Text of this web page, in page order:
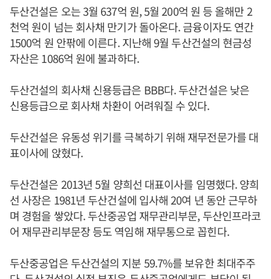
두산건설은 오는 3월 637억 원, 5월 200억 원 등 올해만 2
천억 원이 넘는 회사채 만기가 돌아온다. 금융이자도 연간
1500억 원 안팎에 이른다. 지난해 9월 두산건설의 현금성
자산은 1086억 원에 불과하다.
두산건설의 회사채 신용등급은 BBB다. 두산건설은 낮은
신용등급으로 회사채 차환이 어려워질 수 있다.
두산건설은 유동성 위기를 극복하기 위해 재무전문가를 대
표이사에 앉혔다.
두산건설은 2013년 5월 양희선 대표이사를 임명했다. 양희
선 사장은 1981년 두산건설에 입사해 20여 년 동안 근무하
며 경험을 쌓았다. 두산중공업 재무관리부문, 두산인프라코
어 재무관리부문장 등도 역임해 재무통으로 꼽힌다.
두산중공업은 두산건설의 지분 59.7%를 보유한 최대주주